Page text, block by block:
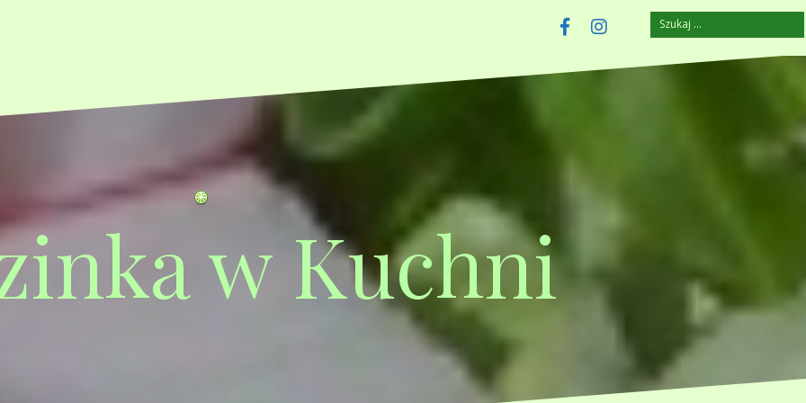
Instagram
szczuplejemy.pl
Szukaj:
w Kuchni